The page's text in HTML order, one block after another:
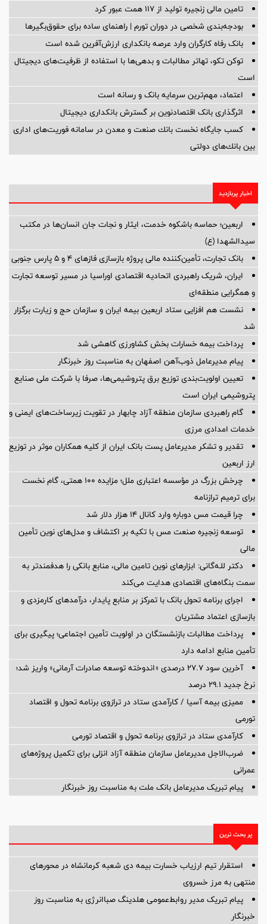
تامین مالی زنجیره تولید از 117 همت عبور کرد
بودجه‌بندی شخصی در دوران تورم | راهنمای ساده برای حقوق‌بگیرها
بانک رفاه کارگران وارد عرصه بانکداری ارزش‌آفرین شده است
توکن تکو، تهاتر مطالبات و بدهی‌ها با استفاده از ظرفیت‌های دیجیتال
است
اعتماد، مهم‌ترین سرمایه بانک و رسانه است
اثرگذاری بانک اقتصادنوین بر گسترش بانکداری دیجیتال
كسب جایگاه نخست بانك صنعت و معدن در سامانه فوریت‌های اداری
بین بانك‌های دولتی
اخبار پربازدید
اربعین؛ حماسه باشکوه خدمت، ایثار و نجات جان انسان‌ها در مکتب
سیدالشهدا (ع)
بانک تجارت، تأمین‌کننده مالی پروژه بازسازی فازهای ۴ و ۵ پارس جنوبی
ایران، شریک راهبردی اتحادیه اقتصادی اوراسیا در مسیر توسعه تجارت
و همگرایی منطقه‌ای
نشست هم افزایی ستاد اربعین بیمه ایران و سازمان حج و زیارت برگزار
شد
پرداخت بیمه خسارات بخش کشاورزی کاهشی شد
پیام مدیرعامل ذوب‌آهن اصفهان به مناسبت روز خبرنگار
تعیین اولویت‌بندی توزیع برق پتروشیمی‌ها، صرفا با شرکت ملی صنایع
پتروشیمی ایران است
گام راهبردی سازمان منطقه آزاد چابهار در تقویت زیرساخت‌های ایمنی و
خدمات امدادی مرزی
تقدیر و تشکر مدیرعامل پست بانک ایران از کلیه همکاران موثر در توزیع
ارز اربعین
چرخش بزرگ در مؤسسه اعتباری ملل؛ مزایده ۱۰۰ همتی، گام نخست
برای ترمیم ترازنامه
چرا قیمت مس دوباره وارد کانال ۱۴ هزار دلار شد
توسعه زنجیره صنعت مس با تکیه بر اکتشاف و مدل‌های نوین تأمین
مالی
دکتر للـه‌گانی: ابزارهای نوین تامین مالی، منابع بانکی را هدفمندتر به
سمت بنگاه‌های اقتصادی هدایت می‌کند
اجرای برنامه تحول بانک با تمرکز بر منابع پایدار، درآمدهای کارمزدی و
بازسازی اعتماد مشتریان
پرداخت مطالبات بازنشستگان در اولویت تأمین اجتماعی؛ پیگیری برای
تأمین منابع ادامه دارد
آخرین سود ۲۷.۷ درصدی «اندوخته توسعه صادرات آرمانی» واریز شد؛
نرخ جدید ۲۹.۱ درصد
ممیزی بیمه آسیا / کارآمدی ستاد در ترازوی برنامه تحول و اقتصاد
تورمی
کارآمدی ستاد در ترازوی برنامه تحول و اقتصاد تورمی
ضرب‌الاجل مدیرعامل سازمان منطقه آزاد انزلی برای تكمیل پروژه‌های
عمرانی
پیام تبریک مدیرعامل بانک ملت به مناسبت روز خبرنگار
پر بحث ترین
استقرار تیم ارزیاب خسارت بیمه دی شعبه کرمانشاه در محورهای
منتهی به مرز خسروی
پیام تبریک مدیر روابط‌عمومی هلدینگ صباانرژی به مناسبت روز
خبرنگار